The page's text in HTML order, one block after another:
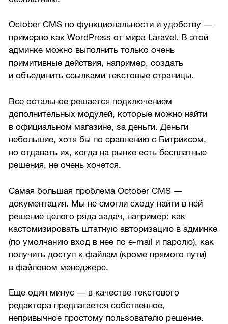
October CMS по функциональности и удобству —
примерно как WordPress от мира Laravel. В этой
админке можно выполнить только очень
примитивные действия, например, создать
и объединить ссылками текстовые страницы.
Все остальное решается подключением
дополнительных модулей, которые можно найти
в официальном магазине, за деньги. Деньги
небольшие, хотя бы по сравнению с Битриксом,
но отдавать их, когда на рынке есть бесплатные
решения, не очень хочется.
Самая большая проблема October CMS —
документация. Мы не смогли сходу найти в ней
решение целого ряда задач, например: как
кастомизировать штатную авторизацию в админке
(по умолчанию вход в нее по e-mail и паролю), как
получить доступ к файлам (кроме прямого пути)
в файловом менеджере.
Еще один минус — в качестве текстового
редактора предлагается собственное,
непривычное простому пользователю решение.